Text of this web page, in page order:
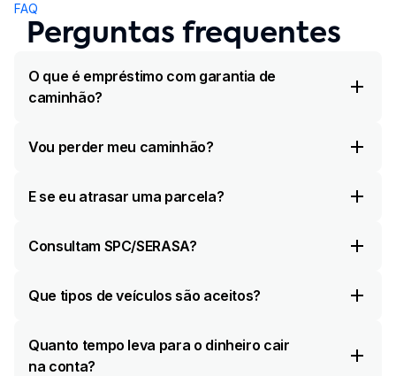
FAQ
Perguntas frequentes
O que é empréstimo com garantia de
caminhão?
Vou perder meu caminhão?
E se eu atrasar uma parcela?
Consultam SPC/SERASA?
Que tipos de veículos são aceitos?
Quanto tempo leva para o dinheiro cair
na conta?